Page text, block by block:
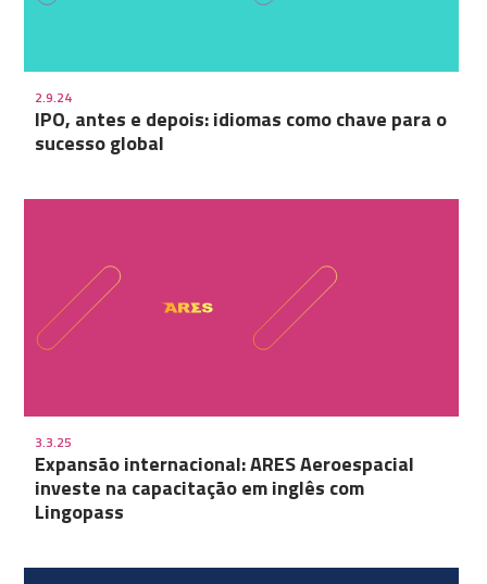
2.9.24
IPO, antes e depois: idiomas como chave para o
sucesso global
3.3.25
Expansão internacional: ARES Aeroespacial
investe na capacitação em inglês com
Lingopass